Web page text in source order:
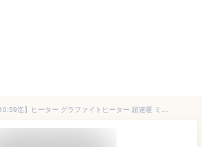
【セール中 11/14 10:59迄】ヒーター グラファイトヒーター 超速暖 ミニタイプ 300W/600W ECTS-C061(N) カーボンヒーター 電気ストーブ 遠赤外線ヒーター スリム 脱衣所 トイレ キッチン 省スペース コンパクト 足元暖房 山善 YAMAZEN 【送料無料】